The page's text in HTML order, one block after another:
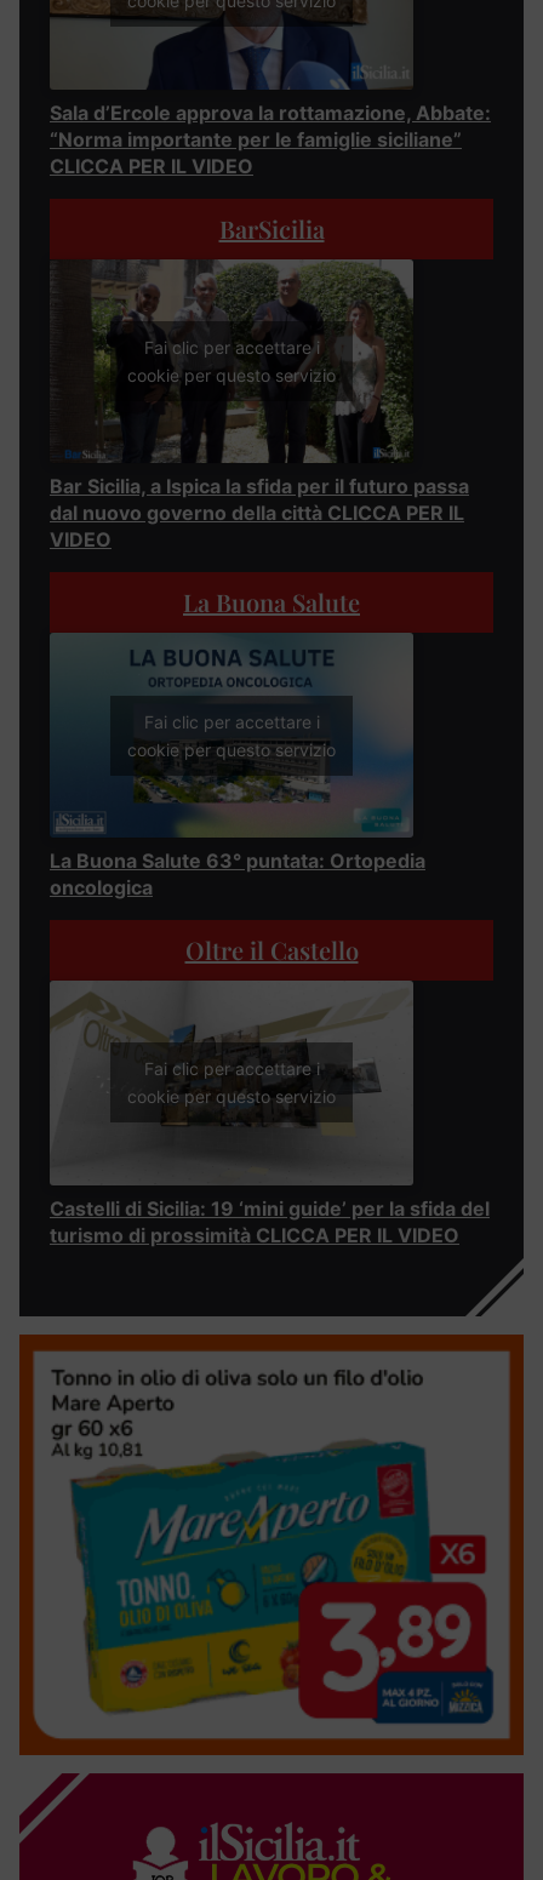
Sala d’Ercole approva la rottamazione, Abbate:
“Norma importante per le famiglie siciliane”
CLICCA PER IL VIDEO
BarSicilia
Fai clic per accettare i
cookie per questo servizio
Bar Sicilia, a Ispica la sfida per il futuro passa
dal nuovo governo della città CLICCA PER IL
VIDEO
La Buona Salute
Fai clic per accettare i
cookie per questo servizio
La Buona Salute 63° puntata: Ortopedia
oncologica
Oltre il Castello
Fai clic per accettare i
cookie per questo servizio
Castelli di Sicilia: 19 ‘mini guide’ per la sfida del
turismo di prossimità CLICCA PER IL VIDEO